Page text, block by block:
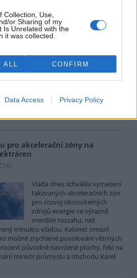
Collection, Use,
or Sharing of my
Is Unrelated with the
it was collected.
CONFIRM
Data Access Privacy Policy
kvůli suchu obnoví dotace do
reakci na dlouhodobé sucho
obnoví dotace na výstavbu a
zabezpečení vodárenské
a nedostatku vody. Resort navýší
pro akcelerační zóny na
)
Vláda dnes schválila vymezení
takzvaných akceleračních zón
pro rozvoj obnovitelných
zdrojů energie ve výrazně
menším rozsahu, než
minulou vládou. Kabinet omezil
možné zrychlené povolování větrných
původně navržené plochy, řekl na
ministr průmyslu a obchodu Karel